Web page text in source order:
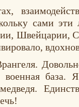
сами
база.